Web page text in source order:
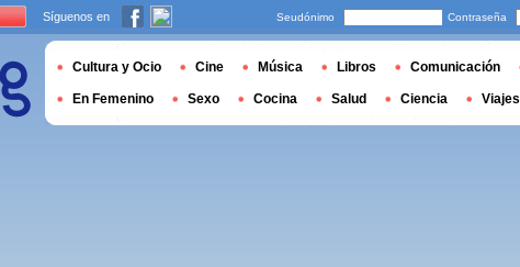
Síguenos en Seudónimo Contraseña
Cultura y Ocio Cine Música Libros Comunicación
En Femenino Sexo Cocina Salud Ciencia Viajes